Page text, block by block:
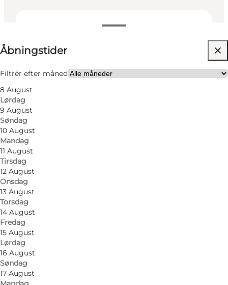
Åbningstider
Filtrér efter måned
8 August
Lørdag
9 August
Søndag
10 August
Mandag
11 August
Tirsdag
12 August
Onsdag
13 August
Torsdag
14 August
Fredag
15 August
Lørdag
16 August
Søndag
17 August
Besøg hjemmeside
Børn, Min partner, Venner, Mig selv
Marinaen har privat badestrand, som er en af de
bedste på Als - en lille oase der bør opleves.
Vi byder velkommen i caféen på Mommark
Marina, som er en hyggelig lille cafe lige ned til
havn og strand.